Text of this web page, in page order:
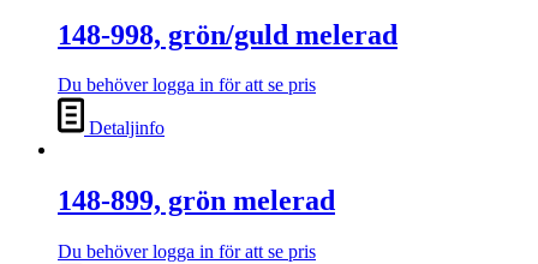
148-998, grön/guld melerad
Du behöver logga in för att se pris
Detaljinfo
148-899, grön melerad
Du behöver logga in för att se pris